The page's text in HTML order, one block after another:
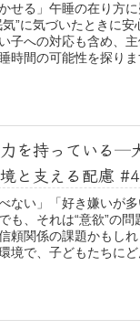
かせる」午睡の在り方
気”に気づいたときに
子への対応も含め、
時間の可能性を探りま
を持っている─
と支える配慮 #4
べない」「好き嫌いが
も、それは“意欲”の
頼関係の課題かもし
境で、子どもたちにど